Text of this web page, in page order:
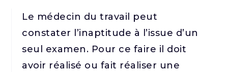
Le médecin du travail peut
constater l’inaptitude à l’issue d’un
seul examen. Pour ce faire il doit
avoir réalisé ou fait réaliser une